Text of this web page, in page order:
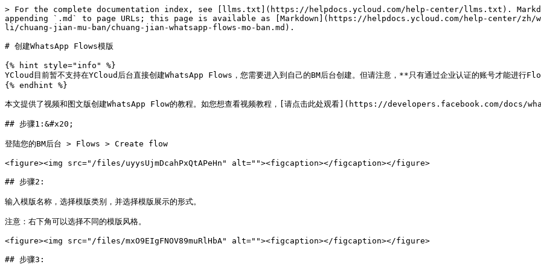
> For the complete documentation index, see [llms.txt](https://helpdocs.ycloud.com/help-center/llms.txt).
appending `.md` to page URLs; this page is available as [Markdown](https://helpdocs.ycloud.com/help-center/zh/
li/chuang-jian-mu-ban/chuang-jian-whatsapp-flows-mo-ban.md).
# 创建WhatsApp Flows模版
{% hint style="info" %}
YCloud目前暂不支持在YCloud后台直接创建WhatsApp Flows，您需要进入到自己的BM后台创建。但请注意，**只有通过企业认证的账号才能进行
{% endhint %}
本文提供了视频和图文版创建WhatsApp Flow的教程。如您想查看视频教程，[请点击此处观看](https://developers.facebook.com/
## 步骤1:&#x20;
登陆您的BM后台 > Flows > Create flow
<figure><img src="/files/uyysUjmDcahPxQtAPeHn" alt=""><figcaption></figcaption></figure>
## 步骤2:
输入模版名称，选择模版类别，并选择模版展示的形式。
注意：右下角可以选择不同的模版风格。
<figure><img src="/files/mxO9EIgFNOV89muRlHbA" alt=""><figcaption></figcaption></figure>
## 步骤3: